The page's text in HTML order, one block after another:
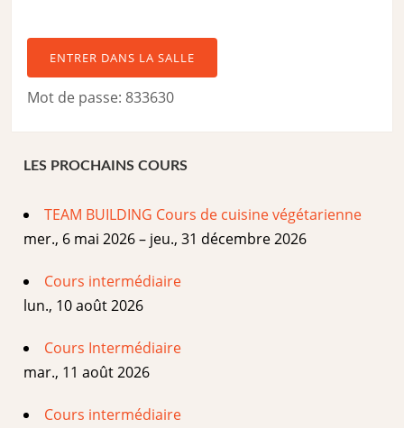
ENTRER DANS LA SALLE
Mot de passe: 833630
LES PROCHAINS COURS
TEAM BUILDING Cours de cuisine végétarienne
mer., 6 mai 2026 – jeu., 31 décembre 2026
Cours intermédiaire
lun., 10 août 2026
Cours Intermédiaire
mar., 11 août 2026
Cours intermédiaire